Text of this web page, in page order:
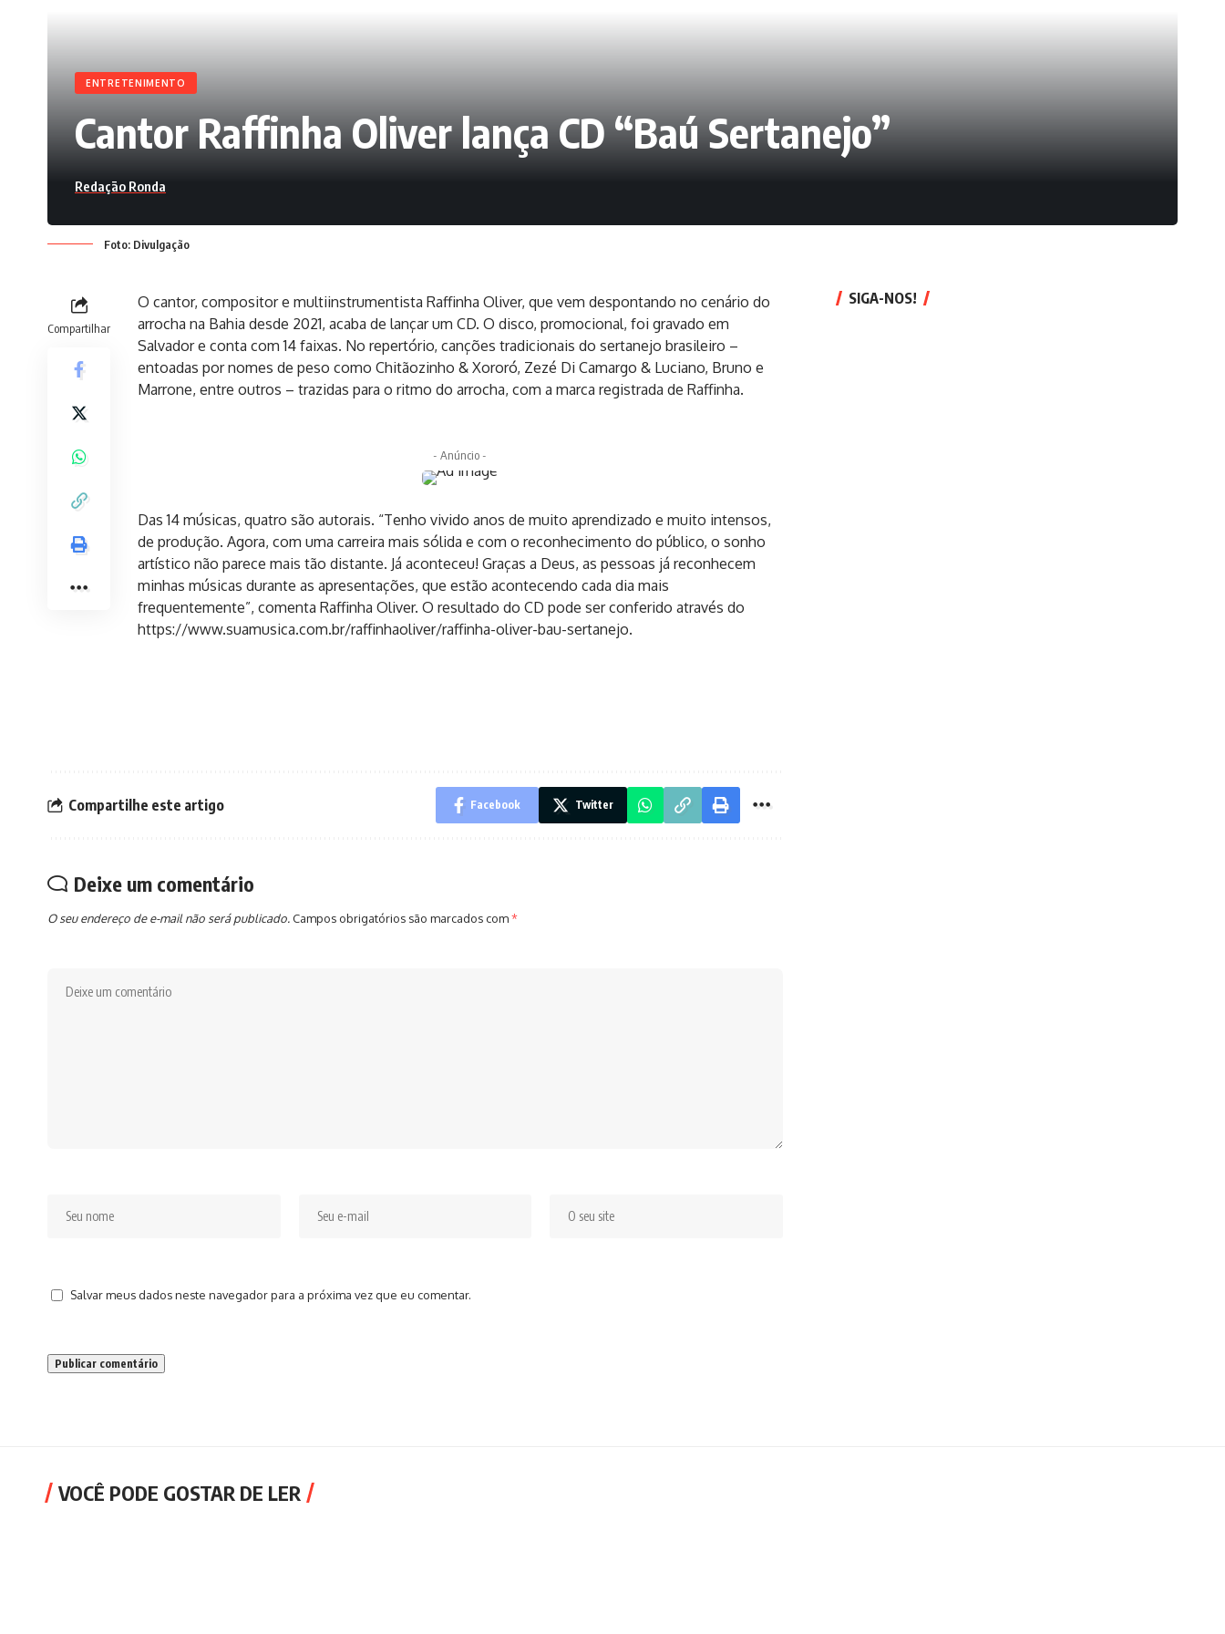
ENTRETENIMENTO
Cantor Raffinha Oliver lança CD “Baú Sertanejo”
Redação Ronda
Foto: Divulgação
Compartilhar
O cantor, compositor e multiinstrumentista Raffinha Oliver, que vem despontando no cenário do
arrocha na Bahia desde 2021, acaba de lançar um CD. O disco, promocional, foi gravado em
Salvador e conta com 14 faixas. No repertório, canções tradicionais do sertanejo brasileiro –
entoadas por nomes de peso como Chitãozinho & Xororó, Zezé Di Camargo & Luciano, Bruno e
Marrone, entre outros – trazidas para o ritmo do arrocha, com a marca registrada de Raffinha.
- Anúncio -
Das 14 músicas, quatro são autorais. “Tenho vivido anos de muito aprendizado e muito intensos,
de produção. Agora, com uma carreira mais sólida e com o reconhecimento do público, o sonho
artístico não parece mais tão distante. Já aconteceu! Graças a Deus, as pessoas já reconhecem
minhas músicas durante as apresentações, que estão acontecendo cada dia mais
frequentemente”, comenta Raffinha Oliver. O resultado do CD pode ser conferido através do
https://www.suamusica.com.br/raffinhaoliver/raffinha-oliver-bau-sertanejo.
Compartilhe este artigo Facebook Twitter
Deixe um comentário
O seu endereço de e-mail não será publicado. Campos obrigatórios são marcados com*
Salvar meus dados neste navegador para a próxima vez que eu comentar.
SIGA-NOS!
VOCÊ PODE GOSTAR DE LER